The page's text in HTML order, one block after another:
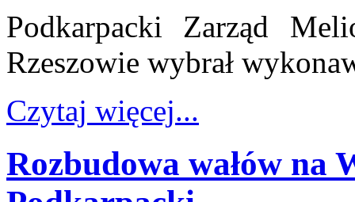
Podkarpacki Zarząd
Rzeszowie wybrał
Czytaj więcej...
Rozbudowa wałów na